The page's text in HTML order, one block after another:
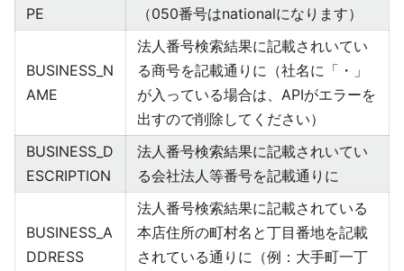
PE
（050番号はnationalになります）
BUSINESS_N
AME
法人番号検索結果に記載されいてい
る商号を記載通りに（社名に「・」
が入っている場合は、APIがエラーを
出すので削除してください）
BUSINESS_D
ESCRIPTION
法人番号検索結果に記載されいてい
る会社法人等番号を記載通りに
BUSINESS_A
DDRESS
法人番号検索結果に記載されている
本店住所の町村名と丁目番地を記載
されている通りに（例：大手町一丁